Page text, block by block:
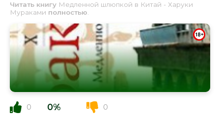
Читать книгу Медленной шлюпкой в Китай - Харуки
Мураками полностью
0 0% 0